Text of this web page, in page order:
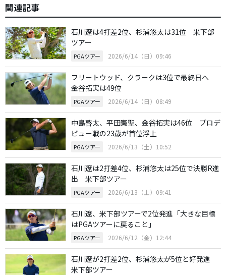
関連記事
石川遼は4打差2位、杉浦悠太は31位 米下部
ツアー
PGAツアー 2026/6/14（日）09:46
フリートウッド、クラークは3位で最終日へ
金谷拓実は49位
PGAツアー 2026/6/14（日）08:49
中島啓太、平田憲聖、金谷拓実は46位 プロデ
ビュー戦の23歳が首位浮上
PGAツアー 2026/6/13（土）10:52
石川遼は2打差4位、杉浦悠太は25位で決勝R進
出 米下部ツアー
PGAツアー 2026/6/13（土）09:41
石川遼、米下部ツアーで2位発進「大きな目標
はPGAツアーに戻ること」
PGAツアー 2026/6/12（金）12:44
石川遼が2打差2位、杉浦悠太が5位と好発進
米下部ツアー